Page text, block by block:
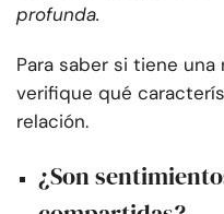
profunda.
Para saber si tiene
verifique qué
relación.
¿Son